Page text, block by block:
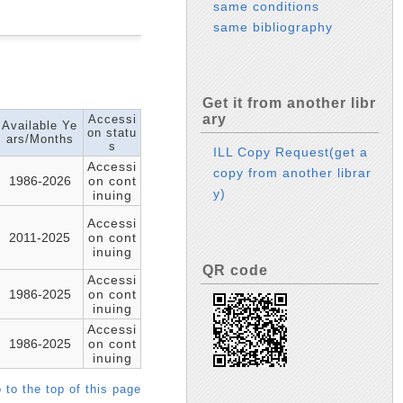
Available Ye
ars/Months
Accessi
on statu
s
1986-2026
Accessi
on cont
inuing
2011-2025
Accessi
on cont
inuing
1986-2025
Accessi
on cont
inuing
1986-2025
Accessi
on cont
inuing
to the top of this page
same conditions
same bibliography
Get it from another libr
ary
ILL Copy Request(get a
copy from another librar
y)
QR code